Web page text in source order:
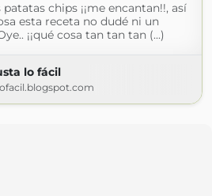
chips ¡¡me encantan!!, así
esta receta no dudé ni un
¡¡qué cosa tan tan tan (...)
lo fácil